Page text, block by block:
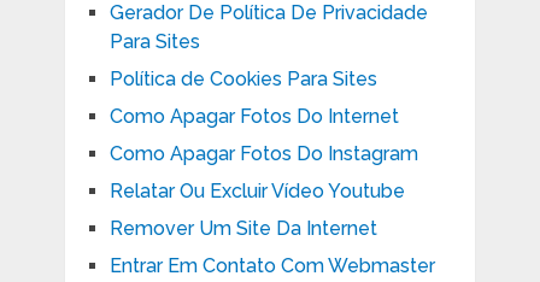
Gerador De Política De Privacidade
Para Sites
Política de Cookies Para Sites
Como Apagar Fotos Do Internet
Como Apagar Fotos Do Instagram
Relatar Ou Excluir Vídeo Youtube
Remover Um Site Da Internet
Entrar Em Contato Com Webmaster